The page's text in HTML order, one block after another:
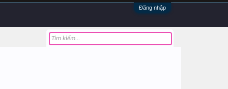
Đăng nhập